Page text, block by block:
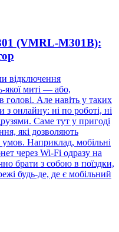
(VMRL-M301B):
відключення
якої миті — або,
Але навіть у таких
з онлайну: ні по роботі, ні
Саме тут у пригоді
які дозволяють
умов. Наприклад, мобільні
через Wi-Fi одразу на
брати з собою в поїздки,
будь-де, де є мобільний